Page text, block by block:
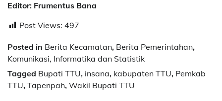
Editor: Frumentus Bana
Post Views: 497
Posted in Berita Kecamatan, Berita Pemerintahan,
Komunikasi, Informatika dan Statistik
Tagged Bupati TTU, insana, kabupaten TTU, Pemkab
TTU, Tapenpah, Wakil Bupati TTU